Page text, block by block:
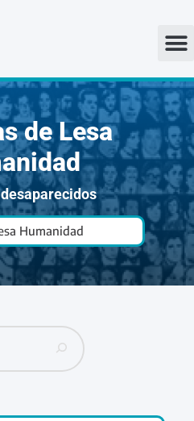
de Lesa
Humanidad